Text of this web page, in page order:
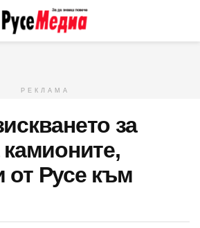
РЕКЛАМА
за
камионите,
от Русе към